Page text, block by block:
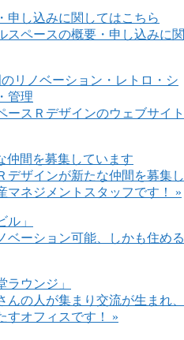
スペースの概要・申し込みに関
ースＲデザインのウェブサイト
デザインが新たな仲間を募集し
マネジメントスタッフです！ »
ベーション可能、しかも住める
んの人が集まり交流が生まれ、
すオフィスです！ »